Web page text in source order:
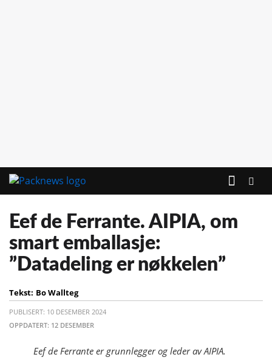
Eef de Ferrante. AIPIA, om
smart emballasje:
”Datadeling er nøkkelen”
Tekst: Bo Wallteg
PUBLISERT: 10 DESEMBER 2024
OPPDATERT: 12 DESEMBER
Eef de Ferrante er grunnlegger og leder av AIPIA.